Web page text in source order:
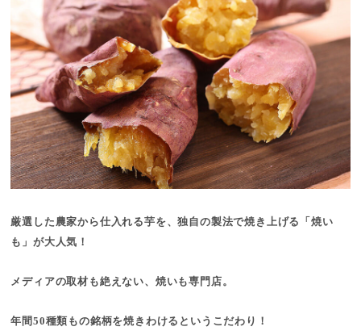
厳選した農家から仕入れる芋を、独自の製法で焼き上げる「焼い
も」が大人気！
メディアの取材も絶えない、焼いも専門店。
年間50種類もの銘柄を焼きわけるというこだわり！